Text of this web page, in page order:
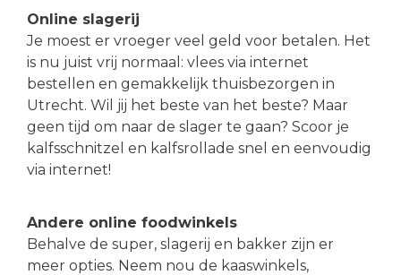
Online slagerij
Je moest er vroeger veel geld voor betalen. Het
is nu juist vrij normaal: vlees via internet
bestellen en gemakkelijk thuisbezorgen in
Utrecht. Wil jij het beste van het beste? Maar
geen tijd om naar de slager te gaan? Scoor je
kalfsschnitzel en kalfsrollade snel en eenvoudig
via internet!
Andere online foodwinkels
Behalve de super, slagerij en bakker zijn er
meer opties. Neem nou de kaaswinkels,